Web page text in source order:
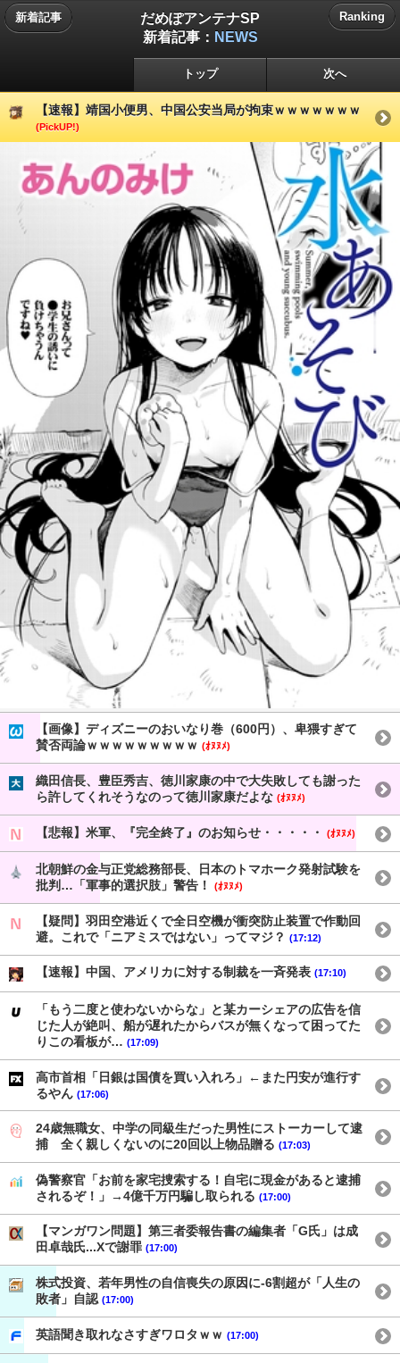
新着記事
だめぽアンテナSP
新着記事： NEWS
Ranking
トップ 次へ
【速報】靖国小便男、中国公安当局が拘束ｗｗｗｗｗｗｗ
(PickUP!)
【画像】ディズニーのおいなり巻（600円）、卑猥すぎて
賛否両論ｗｗｗｗｗｗｗｗｗ (ｵﾇﾇﾒ)
織田信長、豊臣秀吉、徳川家康の中で大失敗しても謝った
ら許してくれそうなのって徳川家康だよな (ｵﾇﾇﾒ)
【悲報】米軍、『完全終了』のお知らせ・・・・・ (ｵﾇﾇﾒ)
北朝鮮の金与正党総務部長、日本のトマホーク発射試験を
批判…「軍事的選択肢」警告！
(ｵﾇﾇﾒ)
【疑問】羽田空港近くで全日空機が衝突防止装置で作動回
避。これで「ニアミスではない」ってマジ？ (17:12)
【速報】中国、アメリカに対する制裁を一斉発表 (17:10)
「もう二度と使わないからな」と某カーシェアの広告を信
じた人が絶叫、船が遅れたからバスが無くなって困ってた
りこの看板が… (17:09)
高市首相「日銀は国債を買い入れろ」←また円安が進行す
るやん (17:06)
24歳無職女、中学の同級生だった男性にストーカーして逮
捕 全く親しくないのに20回以上物品贈る (17:03)
偽警察官「お前を家宅捜索する！自宅に現金があると逮捕
されるぞ！」→4億千万円騙し取られる (17:00)
【マンガワン問題】第三者委報告書の編集者「G氏」は成
田卓哉氏...Xで謝罪 (17:00)
株式投資、若年男性の自信喪失の原因に-6割超が「人生の
敗者」自認 (17:00)
英語聞き取れなさすぎワロタｗｗ (17:00)